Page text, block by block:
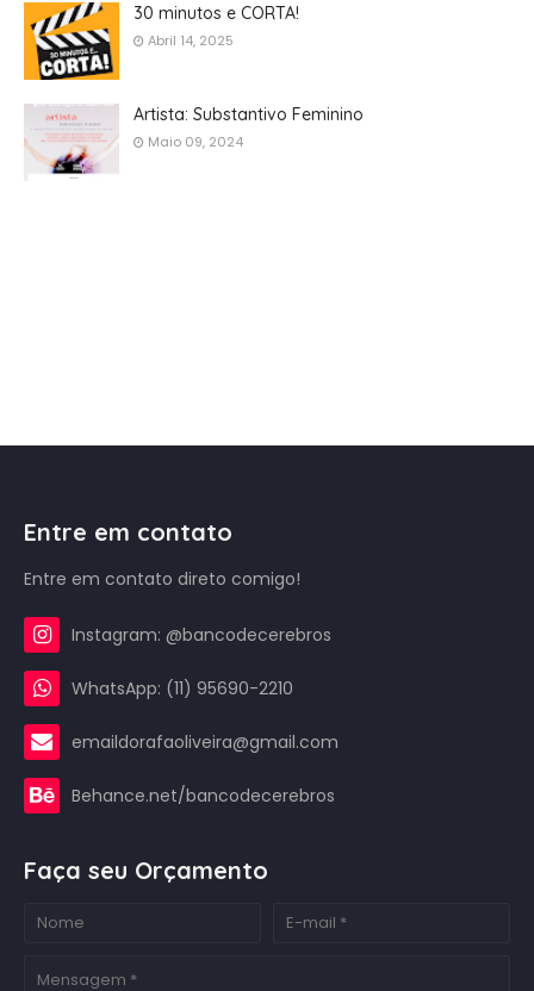
30 minutos e CORTA!
Abril 14, 2025
Artista: Substantivo Feminino
Maio 09, 2024
Entre em contato
Entre em contato direto comigo!
Instagram: @bancodecerebros
WhatsApp: (11) 95690-2210
emaildorafaoliveira@gmail.com
Behance.net/bancodecerebros
Faça seu Orçamento